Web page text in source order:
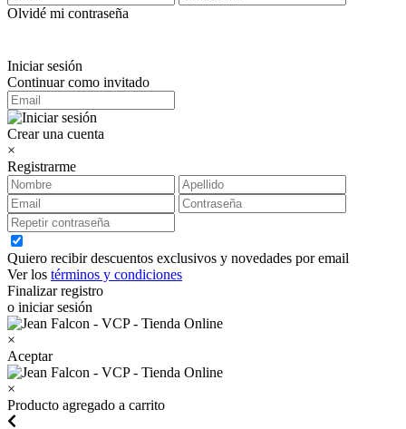
Olvidé mi contraseña
Iniciar sesión
Continuar como invitado
Crear una cuenta
×
Registrarme
Quiero recibir descuentos exclusivos y novedades por email
Ver los términos y condiciones
Finalizar registro
o iniciar sesión
×
Aceptar
×
Producto agregado a carrito